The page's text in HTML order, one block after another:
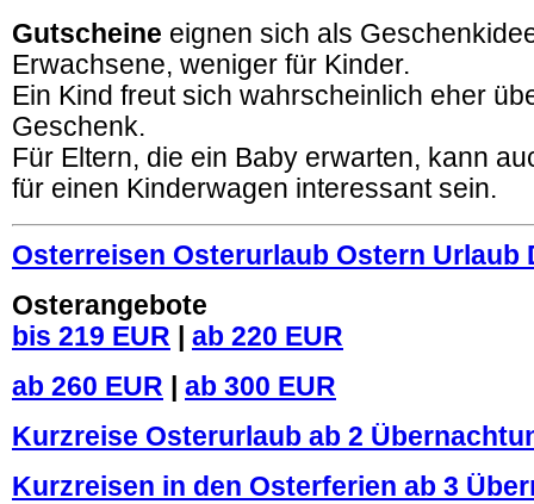
Gutscheine eignen sich als
Erwachsene, weniger für Kinder.
Ein Kind freut sich wahrscheinlich eher
Geschenk.
Für Eltern, die ein Baby erwarten, kann
für einen Kinderwagen interessant sein.
Osterreisen Osterurlaub Ostern Urlaub
Osterangebote
bis 219 EUR
ab 220 EUR
ab 260 EUR
ab 300 EUR
Kurzreise Osterurlaub ab 2
Kurzreisen in den Osterferien ab 3